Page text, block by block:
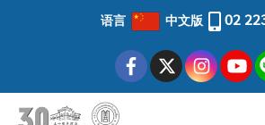
语言 中文版 02